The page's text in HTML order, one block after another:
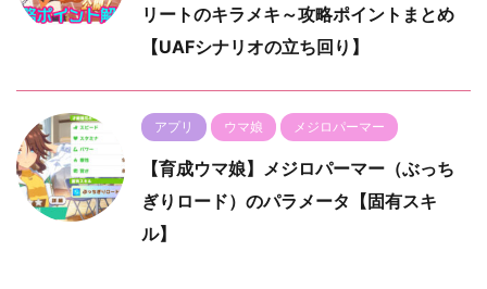
リートのキラメキ～攻略ポイントまとめ
【UAFシナリオの立ち回り】
アプリ ウマ娘 メジロパーマー
【育成ウマ娘】メジロパーマー（ぶっち
ぎりロード）のパラメータ【固有スキ
ル】